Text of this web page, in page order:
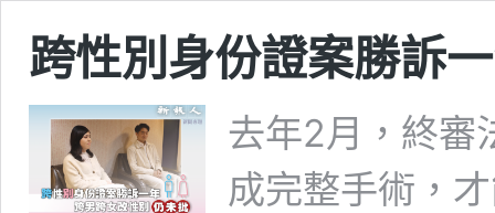
跨性別身份證案勝訴
去年2月，終審
成完整手術，